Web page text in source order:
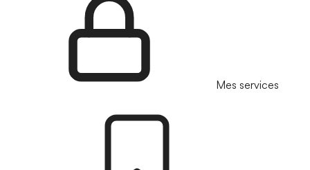
Mes services